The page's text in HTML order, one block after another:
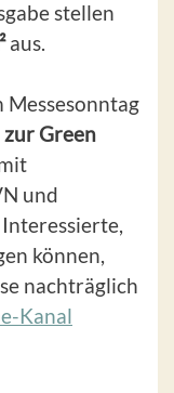
stellen
aus.
Messesonntag
Green
und
können,
nachträglich
Kanal